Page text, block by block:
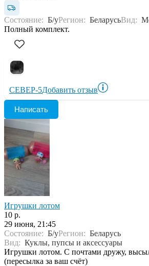
Состояние: Б/уРегион: БеларусьВид:
Полный комплект.
СЕВЕР-5Добавить отзыв
Написать
Игрушки лотом
10 р.
29 июня, 21:45
Состояние: Б/уРегион: Беларусь
Вид: Куклы, пупсы и аксессуары
Игрушки лотом. С почтами дружу,
(пересылка за ваш счёт)